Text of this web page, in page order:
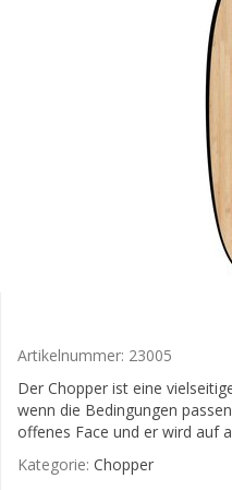
Artikelnummer: 23005
Der Chopper ist eine
wenn die Bedingungen
offenes Face und er wird auf
Kategorie: Chopper